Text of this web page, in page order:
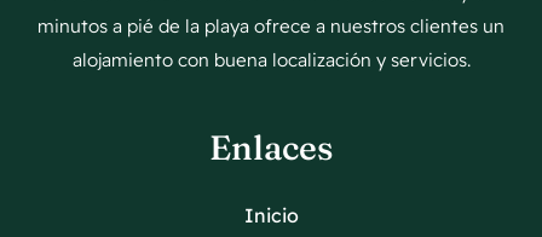
minutos a pié de la playa ofrece a nuestros clientes un
alojamiento con buena localización y servicios.
Enlaces
Inicio